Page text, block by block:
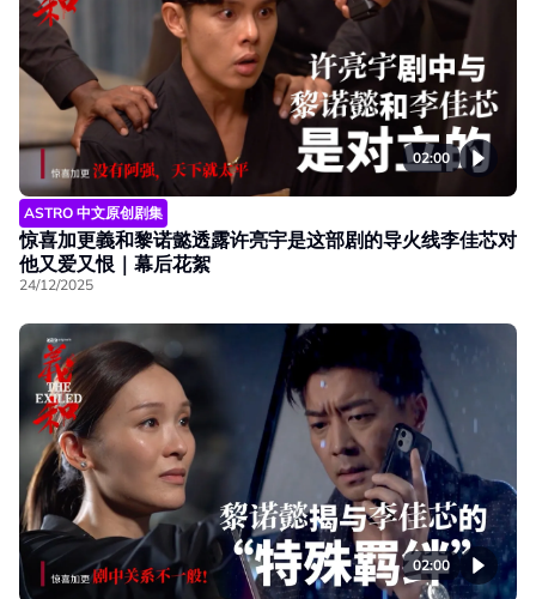
02:00
ASTRO 中文原创剧集
惊喜加更義和黎诺懿透露许亮宇是这部剧的导火线李佳芯对
他又爱又恨｜幕后花絮
24/12/2025
02:00